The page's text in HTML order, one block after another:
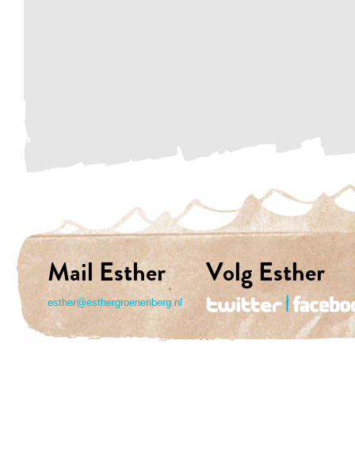
Mail Esther
esther@esthergroenenberg.nl
Volg Esther